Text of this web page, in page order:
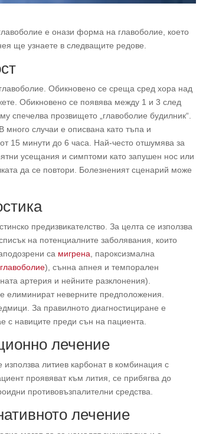
е онази форма на главоболие, което
ще узнаете в следващите редове.
Обикновено се среща сред хора над
Обикновено се появява между 1 и 3 след
спечелва прозвището „главоболие будилник“.
случаи е описвана като тъпа и
15 минути до 6 часа. Най-често отшумява за
усещания и симптоми като запушен нос или
да се повтори. Болезненият сценарий може
предизвикателство. За целта се използва
на потенциалните заболявания, които
са мигрена, пароксизмална
), сънна апнея и темпорален
артерия и нейните разклонения).
елиминират неверните предположения.
За правилното диагностициране е
с навиците преди сън на пациента.
лечение
литиев карбонат в комбинация с
проявяват към лития, се прибягва до
противовъзпалителни средства.
лечение